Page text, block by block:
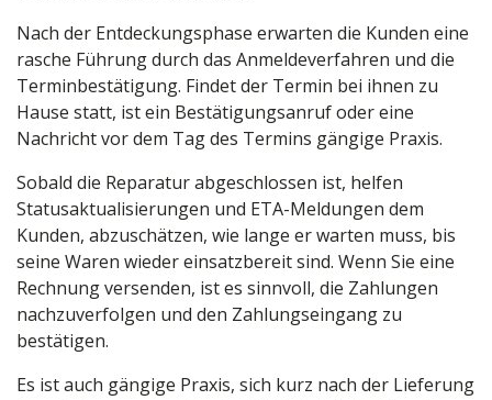
Nach der Entdeckungsphase erwarten die Kunden eine
rasche Führung durch das Anmeldeverfahren und die
Terminbestätigung. Findet der Termin bei ihnen zu
Hause statt, ist ein Bestätigungsanruf oder eine
Nachricht vor dem Tag des Termins gängige Praxis.
Sobald die Reparatur abgeschlossen ist, helfen
Statusaktualisierungen und ETA-Meldungen dem
Kunden, abzuschätzen, wie lange er warten muss, bis
seine Waren wieder einsatzbereit sind. Wenn Sie eine
Rechnung versenden, ist es sinnvoll, die Zahlungen
nachzuverfolgen und den Zahlungseingang zu
bestätigen.
Es ist auch gängige Praxis, sich kurz nach der Lieferung